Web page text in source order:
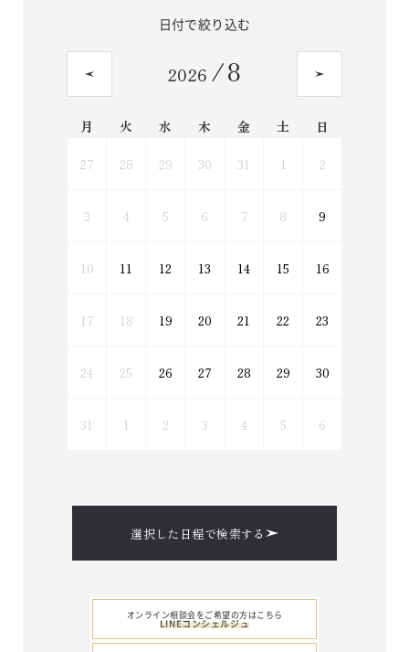
日付で絞り込む
2026 /8
月 火 水 木 金 土 日
27 28 29 30 31 1 2
3 4 5 6 7 8 9
10 11 12 13 14 15 16
17 18 19 20 21 22 23
24 25 26 27 28 29 30
31 1 2 3 4 5 6
選択した日程で検索する
オンライン相談会をご希望の方はこちら
LINEコンシェルジュ